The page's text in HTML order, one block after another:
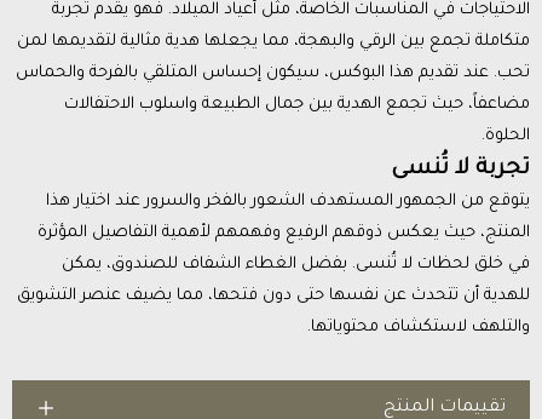
الاحتياجات في المناسبات الخاصة، مثل أعياد الميلاد. فهو يقدم تجربة
متكاملة تجمع بين الرقي والبهجة، مما يجعلها هدية مثالية لتقديمها لمن
تحب. عند تقديم هذا البوكس، سيكون إحساس المتلقي بالفرحة والحماس
مضاعفاً، حيث تجمع الهدية بين جمال الطبيعة واسلوب الاحتفالات
الحلوة.
تجربة لا تُنسى
يتوقع من الجمهور المستهدف الشعور بالفخر والسرور عند اختيار هذا
المنتج، حيث يعكس ذوقهم الرفيع وفهمهم لأهمية التفاصيل المؤثرة
في خلق لحظات لا تُنسى. بفضل الغطاء الشفاف للصندوق، يمكن
للهدية أن تتحدث عن نفسها حتى دون فتحها، مما يضيف عنصر التشويق
والتلهف لاستكشاف محتوياتها.
تقييمات المنتج